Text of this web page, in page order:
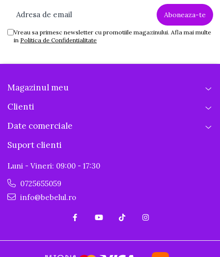
Vreau sa primesc newsletter cu promotiile magazinului. Afla mai multe
in Politica de Confidentialitate
Magazinul meu
Clienti
Date comerciale
Suport clienti
Luni - Vineri: 09:00 - 17:30
0725655059
info@bebelul.ro